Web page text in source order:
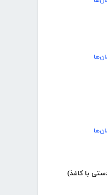
با کاغذ)